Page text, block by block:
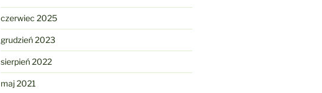
czerwiec 2025
grudzień 2023
sierpień 2022
maj 2021